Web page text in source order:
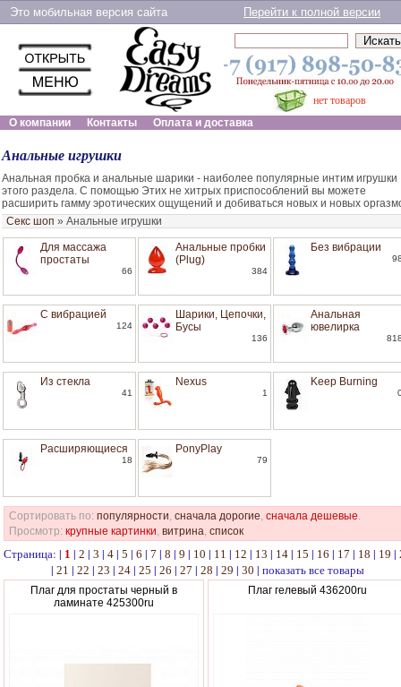
Это мобильная версия сайта Перейти к полной версии
нет товаров
О компании
Контакты Оплата и доставка
Анальные игрушки
Анальная пробка и анальные шарики - наиболее популярные интим игрушки
этого раздела. С помощью Этих не хитрых приспособлений вы можете
расширить гамму эротических ощущений и добиваться новых и новых
Секс шоп » Анальные игрушки
Для массажа
простаты
66
Анальные пробки
(Plug)
384
Без вибрации
С вибрацией
124
Шарики, Цепочки,
Бусы
136
Анальная
ювелирка
Из стекла
41
Nexus
1
Keep Burning
Расширяющиеся
18
PonyPlay
79
Сортировать по: популярности, сначала дорогие, сначала дешевые.
Просмотр: крупные картинки, витрина, список
Страница: | 1 |2 |3 |4 |5 |6 |7 |8 |9 | 10 | 11 | 12 | 13 | 14 | 15 | 16 | 17 | 18 | 19 |
|21 |22 |23 |24 |25 |26 |27 |28 |29 |30 |показать все товары
Плаг для простаты черный в
ламинате 425300ru
Плаг гелевый 436200ru